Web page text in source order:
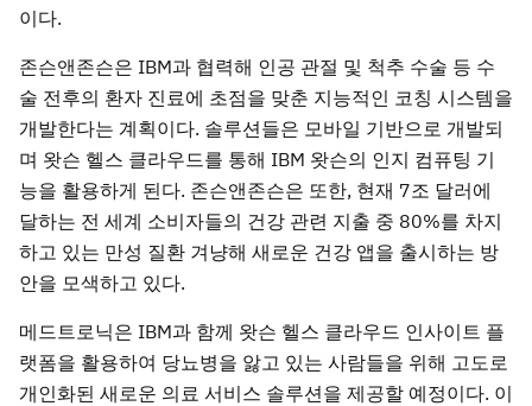
이다.
존슨앤존슨은 IBM과 협력해 인공 관절 및 척추 수술 등 수
술 전후의 환자 진료에 초점을 맞춘 지능적인 코칭 시스템을
개발한다는 계획이다. 솔루션들은 모바일 기반으로 개발되
며 왓슨 헬스 클라우드를 통해 IBM 왓슨의 인지 컴퓨팅 기
능을 활용하게 된다. 존슨앤존슨은 또한, 현재 7조 달러에
달하는 전 세계 소비자들의 건강 관련 지출 중 80%를 차지
하고 있는 만성 질환 겨냥해 새로운 건강 앱을 출시하는 방
안을 모색하고 있다.
메드트로닉은 IBM과 함께 왓슨 헬스 클라우드 인사이트 플
랫폼을 활용하여 당뇨병을 앓고 있는 사람들을 위해 고도로
개인화된 새로운 의료 서비스 솔루션을 제공할 예정이다. 이